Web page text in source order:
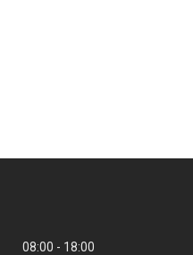
08:00
18:00